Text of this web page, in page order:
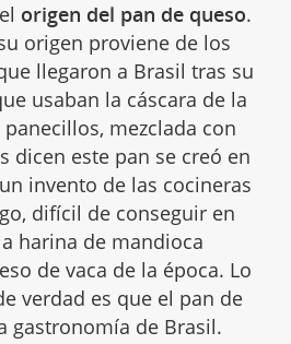
origen del pan de queso.
origen proviene de los
llegaron a Brasil tras su
usaban la cáscara de la
mezclada con
dicen este pan se creó en
invento de las cocineras
difícil de conseguir en
harina de mandioca
de vaca de la época. Lo
verdad es que el pan de
gastronomía de Brasil.